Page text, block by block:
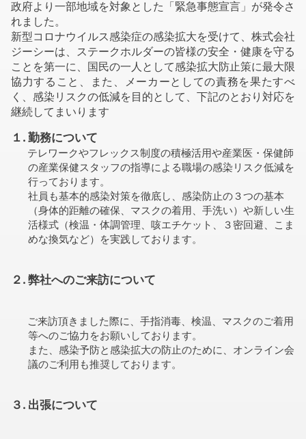
政府より一部地域を対象とした「緊急事態宣言」が発令さ
れました。
新型コロナウイルス感染症の感染拡大を受けて、株式会社
ジーシーは、ステークホルダーの皆様の安全・健康を守る
ことを第一に、国民の一人として感染拡大防止策に最大限
協力すること、また、メーカーとしての責務を果たすべ
く、感染リスクの低減を目的として、下記のとおり対応を
継続してまいります
１. 勤務について
テレワークやフレックス制度の積極活用や産業医・保健師
の産業保健スタッフの指導による職場の感染リスク低減を
行っております。
社員も基本的感染対策を徹底し、感染防止の３つの基本
（身体的距離の確保、マスクの着用、手洗い）や新しい生
活様式（検温・体調管理、咳エチケット、３密回避、こま
めな換気など）を実践しております。
２. 弊社へのご来訪について
ご来訪頂きました際に、手指消毒、検温、マスクのご着用
等へのご協力をお願いしております。
また、感染予防と感染拡大の防止のために、オンライン会
議のご利用も推奨しております。
３. 出張について